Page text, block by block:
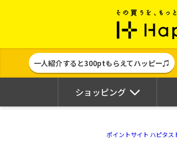
一人紹介すると300ptもらえてハッピー♫
ショッピング
ポイントサイト ハピタス